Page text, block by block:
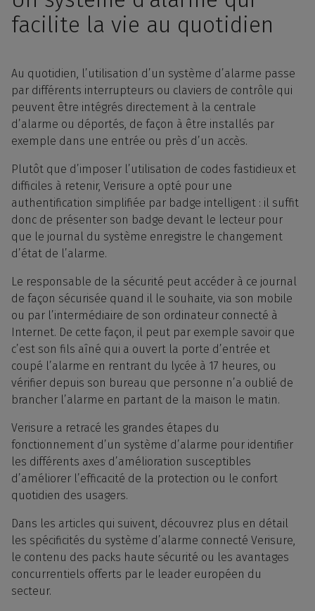
facilite la vie au quotidien
Au quotidien, l’utilisation d’un système d’alarme passe
par différents interrupteurs ou claviers de contrôle qui
peuvent être intégrés directement à la centrale
d’alarme ou déportés, de façon à être installés par
exemple dans une entrée ou près d’un accès.
Plutôt que d’imposer l’utilisation de codes fastidieux et
difficiles à retenir, Verisure a opté pour une
authentification simplifiée par badge intelligent : il suffit
donc de présenter son badge devant le lecteur pour
que le journal du système enregistre le changement
d’état de l’alarme.
Le responsable de la sécurité peut accéder à ce journal
de façon sécurisée quand il le souhaite, via son mobile
ou par l’intermédiaire de son ordinateur connecté à
Internet. De cette façon, il peut par exemple savoir que
c’est son fils aîné qui a ouvert la porte d’entrée et
coupé l’alarme en rentrant du lycée à 17 heures, ou
vérifier depuis son bureau que personne n’a oublié de
brancher l’alarme en partant de la maison le matin.
Verisure a retracé les grandes étapes du
fonctionnement d’un système d’alarme pour identifier
les différents axes d’amélioration susceptibles
d’améliorer l’efficacité de la protection ou le confort
quotidien des usagers.
Dans les articles qui suivent, découvrez plus en détail
les spécificités du système d’alarme connecté Verisure,
le contenu des packs haute sécurité ou les avantages
concurrentiels offerts par le leader européen du
secteur.